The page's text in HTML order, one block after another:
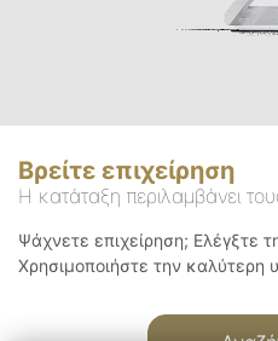
Βρείτε επιχείρηση
Η κατάταξη περιλαμβάνει
Ψάχνετε επιχείρηση; Ελέγξτε
Χρησιμοποιήστε την καλύτερη